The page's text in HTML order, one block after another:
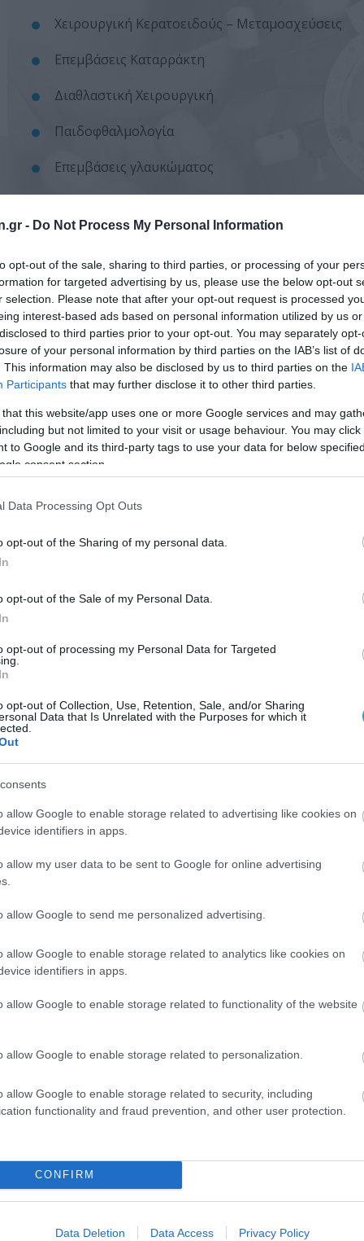
- Do Not Process My Personal Information
opt-out of the sale, sharing to third parties, or processing of your
for targeted advertising by us, please use the below opt-out
selection. Please note that after your opt-out request is processed
interest-based ads based on personal information utilized by us
to third parties prior to your opt-out. You may separately
of your personal information by third parties on the IAB’s list of
This information may also be disclosed by us to third parties on the
Participants that may further disclose it to other third parties.
that this website/app uses one or more Google services and may
but not limited to your visit or usage behaviour. You may
to Google and its third-party tags to use your data for below
consent section.
Data Processing Opt Outs
opt-out of the Sharing of my personal data.
opt-out of the Sale of my Personal Data.
opt-out of processing my Personal Data for Targeted
opt-out of Collection, Use, Retention, Sale, and/or Sharing
Data that Is Unrelated with the Purposes for which it
allow Google to enable storage related to advertising like cookies on
identifiers in apps.
allow my user data to be sent to Google for online advertising
allow Google to send me personalized advertising.
allow Google to enable storage related to analytics like cookies on
identifiers in apps.
allow Google to enable storage related to functionality of the website
allow Google to enable storage related to personalization.
allow Google to enable storage related to security, including
functionality and fraud prevention, and other user protection.
CONFIRM
Data Deletion Data Access Privacy Policy
Χειρουργική Κερατοειδούς – Μεταμοσχεύσεις
Επεμβάσεις Καταρράκτη
Διαθλαστική Χειρουργική
Παιδοφθαλμολογία
Eπεμβάσεις γλαυκώματος
μικροχειρουργική του οφθαλμού. Πιο
laser και ειδικούς ενδοφακούς.
του Λέκτορα στο Πανεπιστήμιο του Bristol της Μεγ.
Σχολή του Πανεπιστημίου Θεσσαλίας.
με περισσότερες από 400 επιστημονικές
εκλεγμένο μέλος του ΔΣ του Ελληνικού
επιτυχείς εξετάσεις:
(FRCSEd) in Ophthalmology
London ( MRCOphth)
Paris (FEBO)